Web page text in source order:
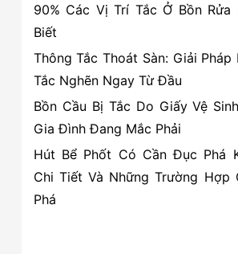
Sinh
Pro
®
90% Các Vị Trí Tắc Ở Bồn Rửa
Biết
Thông Tắc Thoát Sàn: Giải Pháp
Tắc Nghẽn Ngay Từ Đầu
Bồn Cầu Bị Tắc Do Giấy Vệ
Gia Đình Đang Mắc Phải
Hút Bể Phốt Có Cần Đục Phá
Chi Tiết Và Những Trường Hợp
Phá